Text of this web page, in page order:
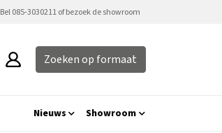
Bel 085-3030211 of bezoek de showroom
Zoeken op formaat
Nieuws Showroom